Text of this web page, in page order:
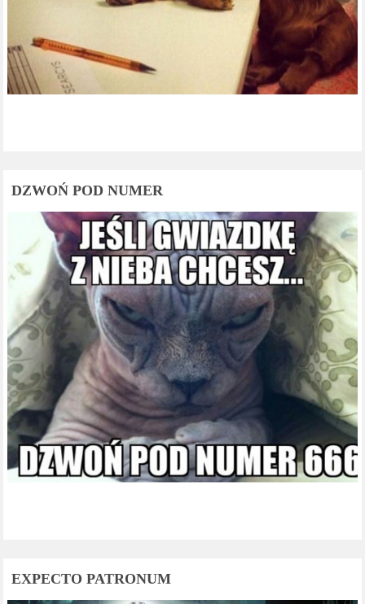
DZWOŃ POD NUMER
EXPECTO PATRONUM